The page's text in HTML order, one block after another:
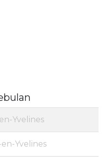
Yvelines
Yvelines